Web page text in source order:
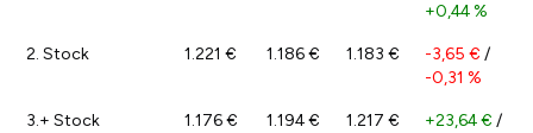
+0,44 %
2. Stock 1.221 € 1.186 € 1.183 € -3,65 € /
-0,31 %
3.+ Stock 1.176 € 1.194 € 1.217 € +23,64 € /